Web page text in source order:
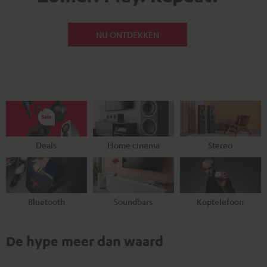
NU ONTDEKKEN
Deals Home cinema Stereo
Bluetooth Soundbars Koptelefoon
De hype meer dan waard